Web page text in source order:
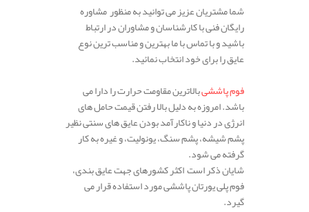
شما مشتریان عزیز می توانید به منظور مشاوره
رایگان فنی با کارشناسان و مشاوران در ارتباط
باشید و با تماس با ما بهترین و مناسب ترین نوع
عایق را برای خود انتخاب نمائید.
فوم پاششیبالاترین مقاومت حرارت را دارا می
باشد. امروزه به دلیل بالا رفتن قیمت حامل های
انرژی در دنیا و ناکارآمد بودن عایق های سنتی نظیر
پشم شیشه، پشم سنگ، یونولیت، و غیره به کار
گرفته می شود.
شایان ذکر است اکثر کشورهای جهت عایق بندی،
فوم پلی یورتان پاششی مورد استفاده قرار می
گیرد.